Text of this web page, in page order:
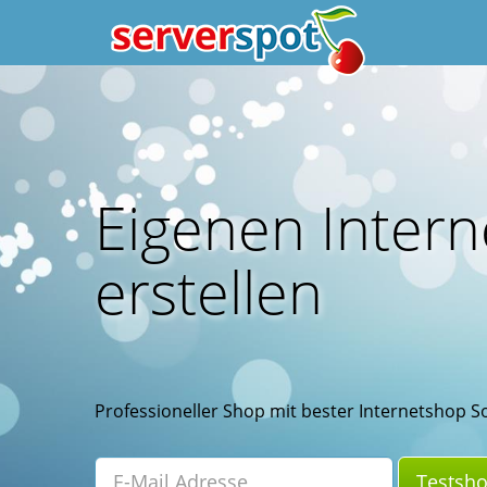
Eigenen
erstellen
Professioneller Shop mit bester Internetshop